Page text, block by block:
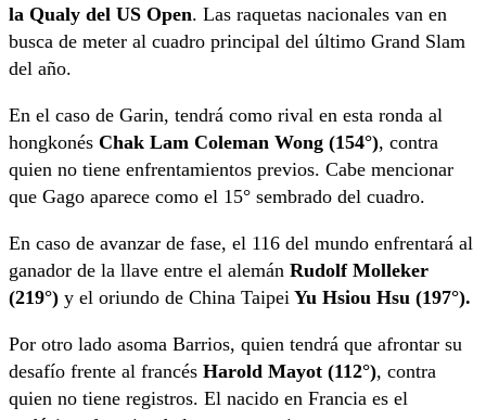
la Qualy del US Open. Las raquetas nacionales van en
busca de meter al cuadro principal del último Grand Slam
del año.
En el caso de Garin, tendrá como rival en esta ronda al
hongkonés Chak Lam Coleman Wong (154°), contra
quien no tiene enfrentamientos previos. Cabe mencionar
que Gago aparece como el 15° sembrado del cuadro.
En caso de avanzar de fase, el 116 del mundo enfrentará al
ganador de la llave entre el alemán Rudolf Molleker
(219°) y el oriundo de China Taipei Yu Hsiou Hsu (197°).
Por otro lado asoma Barrios, quien tendrá que afrontar su
desafío frente al francés Harold Mayot (112°), contra
quien no tiene registros. El nacido en Francia es el